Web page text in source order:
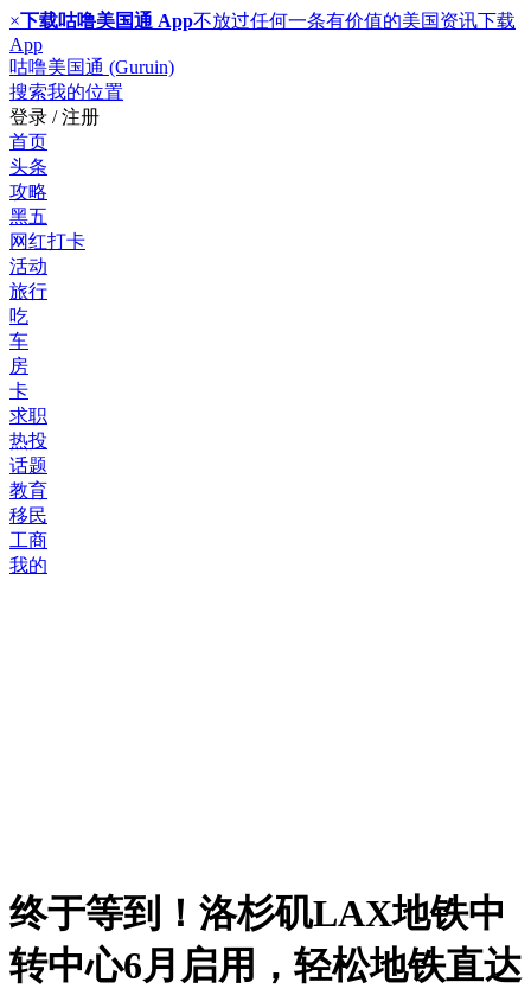
×下载咕噜美国通 App不放过任何一条有价值的美国资讯下载
App
咕噜美国通 (Guruin)
搜索我的位置
登录 / 注册
首页
头条
攻略
黑五
网红打卡
活动
旅行
吃
车
房
卡
求职
热投
话题
教育
移民
工商
我的
终于等到！洛杉矶LAX地铁中
转中心6月启用，轻松地铁直达